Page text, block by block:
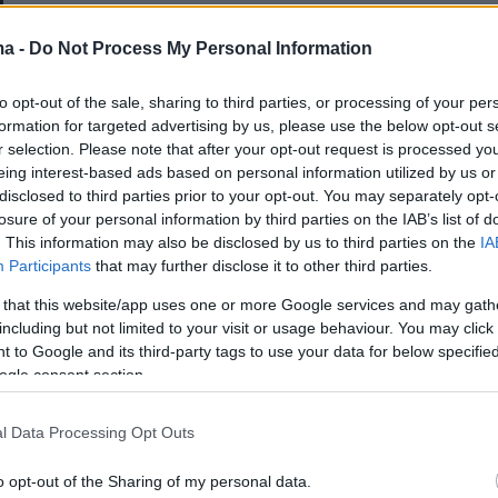
- Do Not Process My Personal Information
opt-out of the sale, sharing to third parties, or processing of your
for targeted advertising by us, please use the below opt-out
selection. Please note that after your opt-out request is processed
interest-based ads based on personal information utilized by us
to third parties prior to your opt-out. You may separately
of your personal information by third parties on the IAB’s list of
This information may also be disclosed by us to third parties on the
Participants that may further disclose it to other third parties.
that this website/app uses one or more Google services and may
but not limited to your visit or usage behaviour. You may
to Google and its third-party tags to use your data for below
consent section.
Data Processing Opt Outs
opt-out of the Sharing of my personal data.
αίτημα των δημοσιογράφων που θα συμμετάσχουν
αναμέτρηση και αποφασίστηκε η προσθήκη μίας
για το debate στη
Επιτροπή - Ένα θέλουν
μόνο ο ΣΥΡΙΖΑ ζητάει
νέα συνεδρίαση της Διακομματικής Επιτροπής
35
την Πέμπτη στο υπουργείο